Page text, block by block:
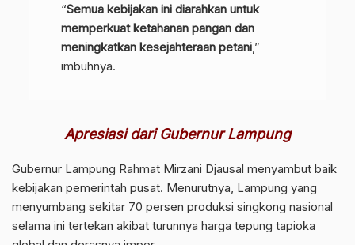
“Semua kebijakan ini diarahkan untuk
memperkuat ketahanan pangan dan
meningkatkan kesejahteraan petani,”
imbuhnya.
Apresiasi dari Gubernur Lampung
Gubernur Lampung Rahmat Mirzani Djausal menyambut baik
kebijakan pemerintah pusat. Menurutnya, Lampung yang
menyumbang sekitar 70 persen produksi singkong nasional
selama ini tertekan akibat turunnya harga tepung tapioka